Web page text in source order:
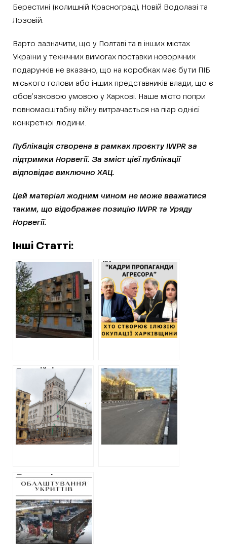
Берестині (колишній Красноград), Новій Водолазі та
Лозовій.
Варто зазначити, що у Полтаві та в інших містах
України у технічних вимогах поставки новорічних
подарунків не вказано, що на коробках має бути ПІБ
міського голови або інших представників влади, що є
обов’язковою умовою у Харкові. Наше місто попри
повномасштабну війну витрачається на піар однієї
конкретної людини.
Публікація створена в рамках проєкту IWPR за
підтримки Норвегії. За зміст цієї публікації
відповідає виключно ХАЦ.
Цей матеріал жодним чином не може вважатися
таким, що відображає позицію IWPR та Уряду
Норвегії.
Інші Статті:
Знесення
будинків після
російських
обстрілів у
Харкові: перше
рішення влади
обернулось
скандалом
“Кадри
пропаганди
агресора”: хто
створює ілюзію
окупації
Харківщини
Енергійні
менеджери для
Терехова
Знищення
трамваю на
Весніна: як
Харківська
міськрада освоїла
200 мільйонів під
час бойових дій
Перша підземна
школа у Харкові:
ідея, реалізація
та ігнорування
законодавства